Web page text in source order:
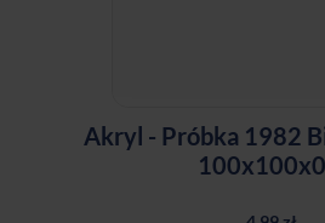
Akryl - Próbka 1982